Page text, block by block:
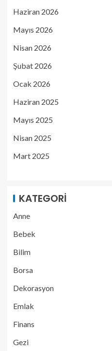
Haziran 2026
Mayıs 2026
Nisan 2026
Şubat 2026
Ocak 2026
Haziran 2025
Mayıs 2025
Nisan 2025
Mart 2025
KATEGORI
Anne
Bebek
Bilim
Borsa
Dekorasyon
Emlak
Finans
Gezi